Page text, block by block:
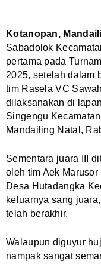
Kotanopan,
Sabadolok
pertama pada
2025, setelah dalam
tim Rasela VC
dilaksanakan di
Singengu
Mandailing Natal,
Sementara juara III
oleh tim Aek
Desa Hutadangka
keluarnya sang
telah berakhir.
Walaupun diguyur
nampak sangat